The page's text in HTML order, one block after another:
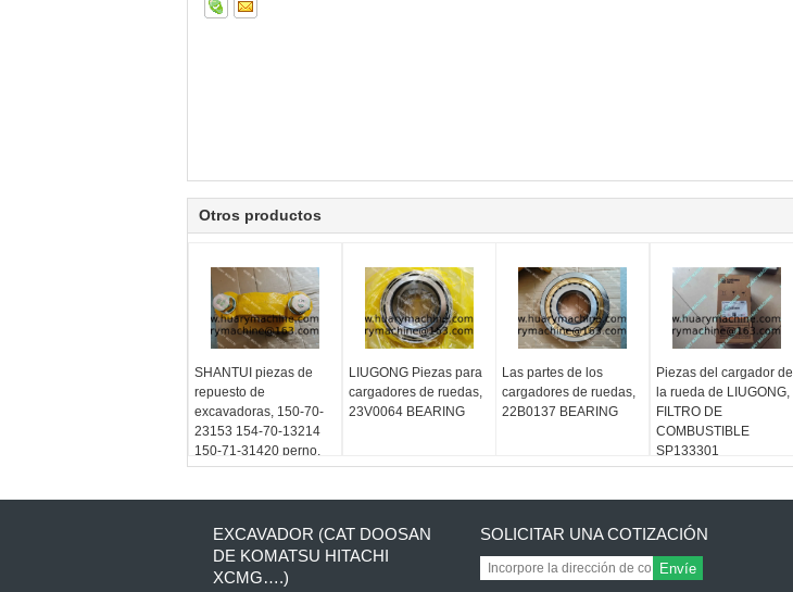
Otros productos
SHANTUI piezas de
repuesto de
excavadoras, 150-70-
23153 154-70-13214
150-71-31420 perno,
pivote assy
LIUGONG Piezas para
cargadores de ruedas,
23V0064 BEARING
Las partes de los
cargadores de ruedas,
22B0137 BEARING
Piezas del cargador de
la rueda de LIUGONG,
FILTRO DE
COMBUSTIBLE
SP133301
EXCAVADOR (CAT DOOSAN
DE KOMATSU HITACHI
XCMG….)
SOLICITAR UNA COTIZACIÓN
Envíe